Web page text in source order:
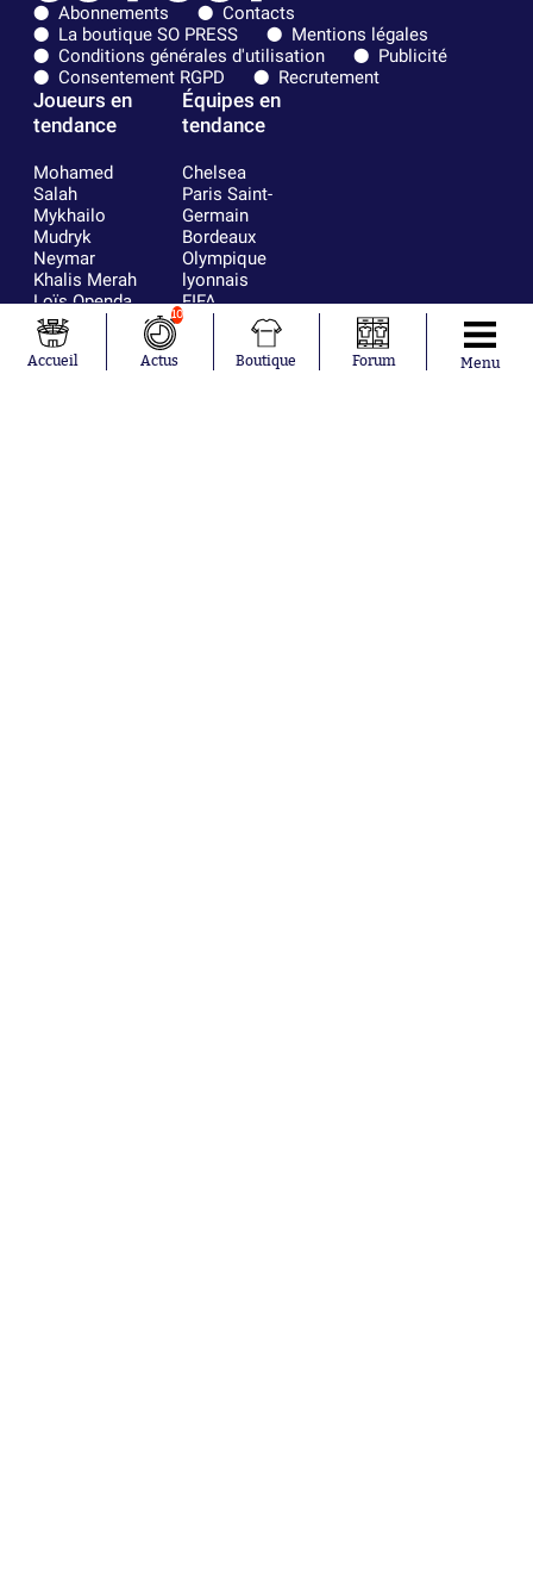
Abonnements
Contacts
La boutique SO PRESS
Mentions légales
Conditions générales d'utilisation
Publicité
Consentement RGPD
Recrutement
Joueurs en
tendance
Mohamed
Salah
Mykhailo
Mudryk
Neymar
Khalis Merah
Loïs Openda
Moussa
Niakhaté
Nicolás
Équipes en
tendance
Chelsea
Paris Saint-
Germain
Bordeaux
Olympique
lyonnais
FIFA
Real Madrid
RC Strasbourg
AC Milan
Accueil
10
Actus Boutique Forum Menu